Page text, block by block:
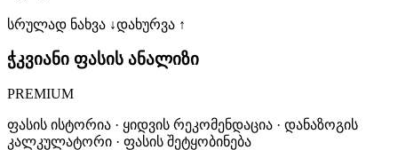
სრულად ნახვა ↓დახურვა ↑
ჭკვიანი ფასის ანალიზი
PREMIUM
ფასის ისტორია · ყიდვის რეკომენდაცია · დანაზოგის
კალკულატორი · ფასის შეტყობინება